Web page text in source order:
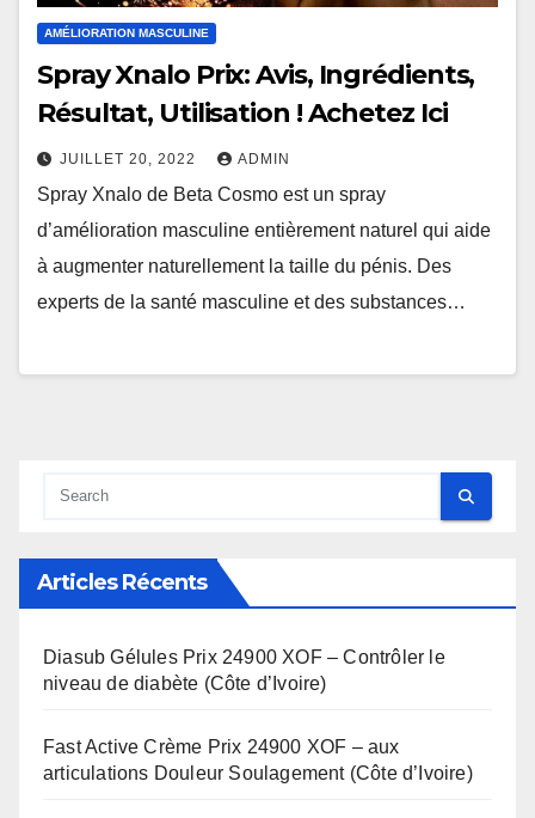
AMÉLIORATION MASCULINE
Spray Xnalo Prix: Avis, Ingrédients,
Résultat, Utilisation ! Achetez Ici
JUILLET 20, 2022 ADMIN
Spray Xnalo de Beta Cosmo est un spray
d’amélioration masculine entièrement naturel qui aide
à augmenter naturellement la taille du pénis. Des
experts de la santé masculine et des substances…
Articles Récents
Diasub Gélules Prix 24900 XOF – Contrôler le
niveau de diabète (Côte d’Ivoire)
Fast Active Crème Prix 24900 XOF – aux
articulations Douleur Soulagement (Côte d’Ivoire)